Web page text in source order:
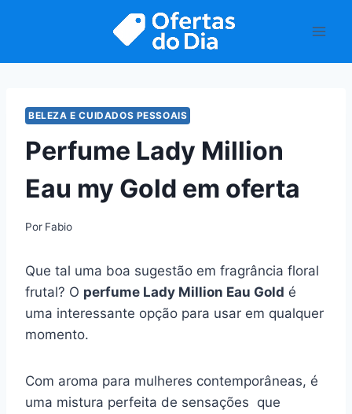
BELEZA E CUIDADOS PESSOAIS
Perfume Lady Million
Eau my Gold em oferta
Por Fabio
Que tal uma boa sugestão em fragrância floral
frutal? O perfume Lady Million Eau Gold é
uma interessante opção para usar em qualquer
momento.
Com aroma para mulheres contemporâneas, é
uma mistura perfeita de sensações que